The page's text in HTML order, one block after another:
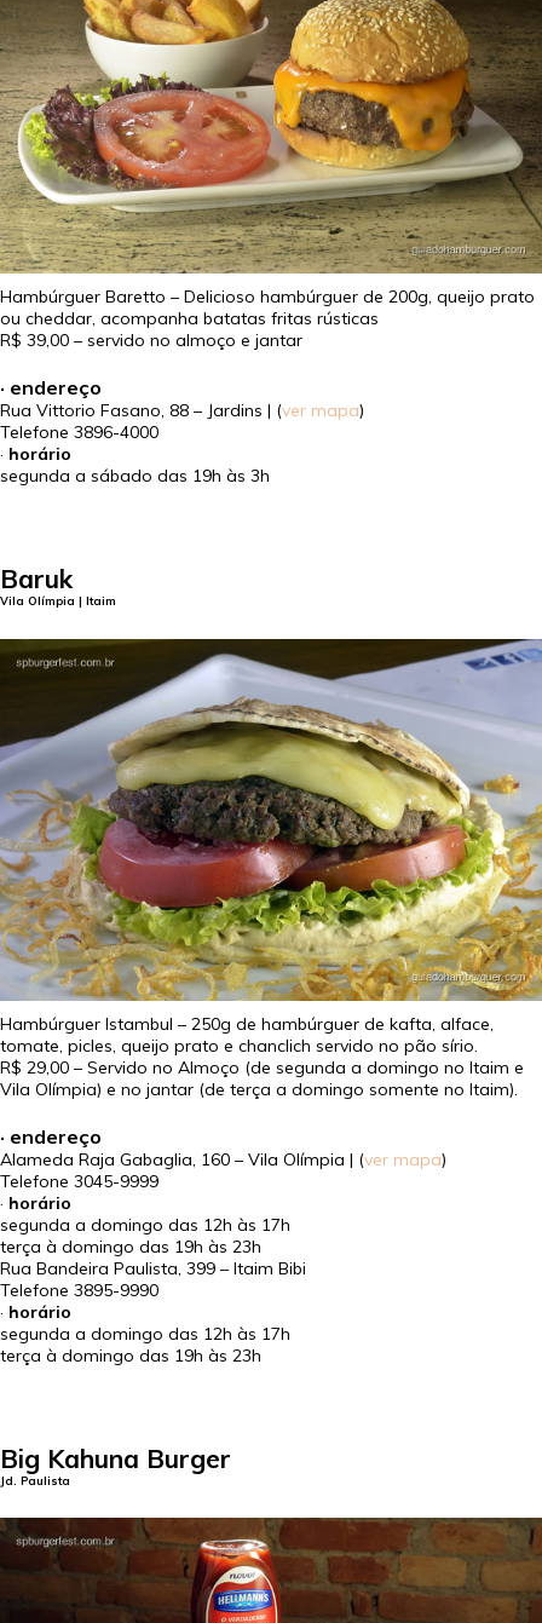
Hambúrguer Baretto – Delicioso hambúrguer de 200g, queijo prato
ou cheddar, acompanha batatas fritas rústicas
R$ 39,00 – servido no almoço e jantar
· endereço
Rua Vittorio Fasano, 88 – Jardins | (ver mapa)
Telefone 3896-4000
· horário
segunda a sábado das 19h às 3h
Baruk
Vila Olímpia | Itaim
Hambúrguer Istambul – 250g de hambúrguer de kafta, alface,
tomate, picles, queijo prato e chanclich servido no pão sírio.
R$ 29,00 – Servido no Almoço (de segunda a domingo no Itaim e
Vila Olímpia) e no jantar (de terça a domingo somente no Itaim).
· endereço
Alameda Raja Gabaglia, 160 – Vila Olímpia | (ver mapa)
Telefone 3045-9999
· horário
segunda a domingo das 12h às 17h
terça à domingo das 19h às 23h
Rua Bandeira Paulista, 399 – Itaim Bibi
Telefone 3895-9990
· horário
segunda a domingo das 12h às 17h
terça à domingo das 19h às 23h
Big Kahuna Burger
Jd. Paulista